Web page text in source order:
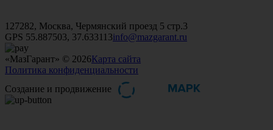
127282, Москва, Чермянский проезд 5 стр.3
GPS 55.887503, 37.633113info@mazgarant.ru
«МазГарант» © 2026Карта сайта
Политика конфиденциальности
Создание и продвижение